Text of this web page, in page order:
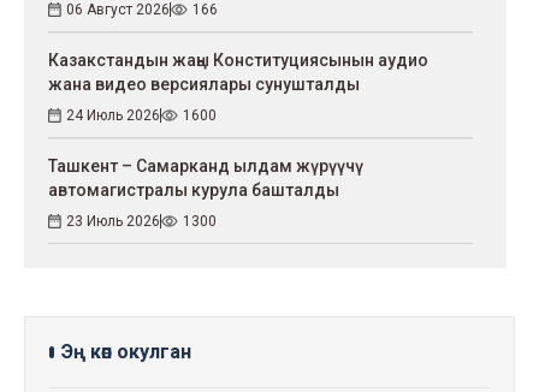
06 Август 2026 166
Казакстандын жаңы Конституциясынын аудио
жана видео версиялары сунушталды
24 Июль 2026 1600
Ташкент – Самарканд ылдам жүрүүчү
автомагистралы курула башталды
23 Июль 2026 1300
Эң көп окулган